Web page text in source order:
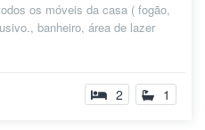
os móveis da casa ( fogão,
banheiro, área de lazer
2 1